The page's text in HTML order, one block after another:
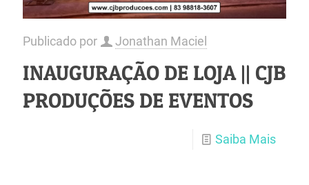
Publicado por Jonathan Maciel
INAUGURAÇÃO DE LOJA || CJB
PRODUÇÕES DE EVENTOS
Saiba Mais